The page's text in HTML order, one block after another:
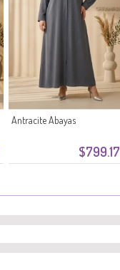
$799.17
Antracite Abayas